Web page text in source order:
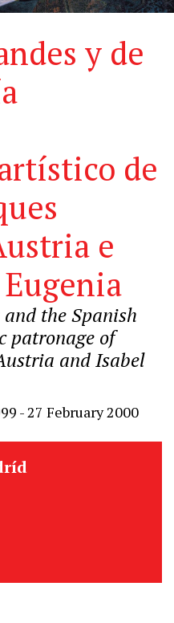
y de
de
e
the Spanish
patronage of
and Isabel
- 27 February 2000